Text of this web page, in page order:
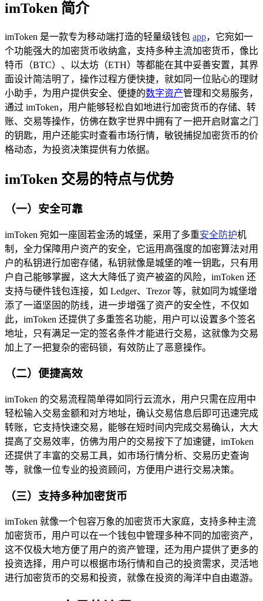
imToken 简介
imToken 是一款专为移动端打造的轻量级钱包 app，它宛如一
个功能强大的加密货币收纳盒，支持多种主流加密货币，像比
特币（BTC）、以太坊（ETH）等都能在其中妥善安置，其界
面设计简洁明了，操作过程方便快捷，就如同一位贴心的理财
小助手，为用户提供安全、便捷的数字资产管理和交易服务，
通过 imToken，用户能够轻松自如地进行加密货币的存储、转
账、交易等操作，仿佛在数字世界中拥有了一把开启财富之门
的钥匙，用户还能实时查看市场行情，敏锐捕捉加密货币的价
格动态，为投资决策提供有力依据。
imToken 交易的特点与优势
（一）安全可靠
imToken 宛如一座固若金汤的城堡，采用了多重安全防护机
制，全力保障用户资产的安全，它运用高强度的加密算法对用
户的私钥进行加密存储，私钥就像是城堡的唯一钥匙，只有用
户自己能够掌握，这大大降低了资产被盗的风险，imToken 还
支持与硬件钱包连接，如 Ledger、Trezor 等，就如同为城堡增
添了一道坚固的防线，进一步增强了资产的安全性，不仅如
此，imToken 还提供了多重签名功能，用户可以设置多个签名
地址，只有满足一定的签名条件才能进行交易，这就像为交易
加上了一把复杂的密码锁，有效防止了恶意操作。
（二）便捷高效
imToken 的交易流程简单得如同行云流水，用户只需在应用中
轻松输入交易金额和对方地址，确认交易信息后即可迅速完成
转账，它支持快速交易，能够在短时间内完成交易确认，大大
提高了交易效率，仿佛为用户的交易按下了加速键，imToken
还提供了丰富的交易工具，如市场行情分析、交易历史查询
等，就像一位专业的投资顾问，方便用户进行交易决策。
（三）支持多种加密货币
imToken 就像一个包容万象的加密货币大家庭，支持多种主流
加密货币，用户可以在一个钱包中管理多种不同的加密资产，
这不仅极大地方便了用户的资产管理，还为用户提供了更多的
投资选择，用户可以根据市场行情和自己的投资需求，灵活地
进行加密货币的交易和投资，就像在投资的海洋中自由遨游。